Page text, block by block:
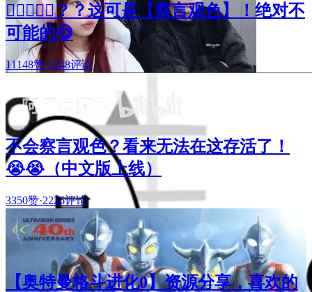
🧑🏻‍❤️‍👩🏻？？这可是【察言观色】！绝对不
可能的😋
11148赞·3248评论
不会察言观色？看来无法在这存活了！
😭😭（中文版上线）
3350赞·2226评论
【奥特曼格斗进化0】资源分享，喜欢的